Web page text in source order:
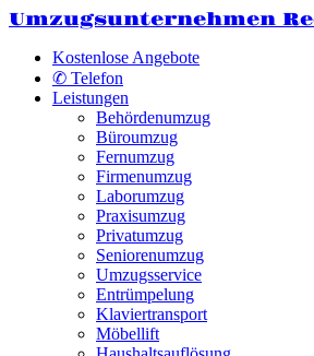
Umzugsunternehmen
Kostenlose Angebote
✆ Telefon
Leistungen
Behördenumzug
Büroumzug
Fernumzug
Firmenumzug
Laborumzug
Praxisumzug
Privatumzug
Seniorenumzug
Umzugsservice
Entrümpelung
Klaviertransport
Möbellift